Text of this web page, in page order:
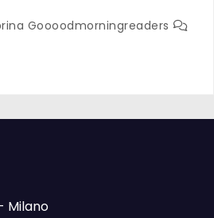
Goooodmorningreaders
Milano